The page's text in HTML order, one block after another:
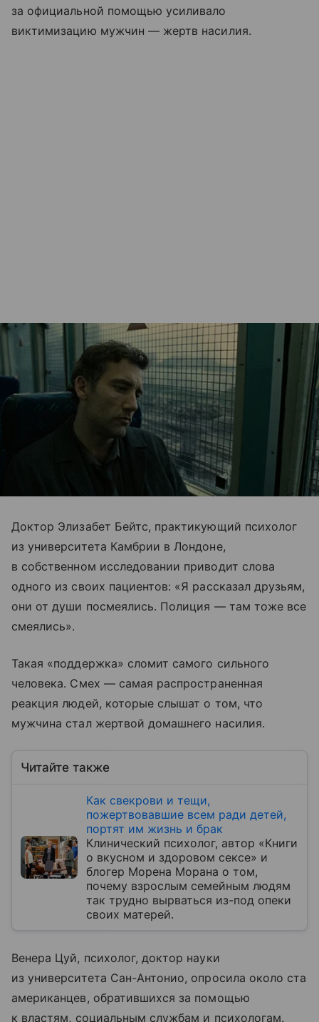
за официальной помощью усиливало
виктимизацию мужчин — жертв насилия.
Доктор Элизабет Бейтс, практикующий психолог
из университета Камбрии в Лондоне,
в собственном исследовании приводит слова
одного из своих пациентов: «Я рассказал друзьям,
они от души посмеялись. Полиция — там тоже все
смеялись».
Такая «поддержка» сломит самого сильного
человека. Смех — самая распространенная
реакция людей, которые слышат о том, что
мужчина стал жертвой домашнего насилия.
Читайте также
Как свекрови и тещи,
пожертвовавшие всем ради детей,
портят им жизнь и брак
Клинический психолог, автор «Книги
о вкусном и здоровом сексе» и
блогер Морена Морана о том,
почему взрослым семейным людям
так трудно вырваться из-под опеки
своих матерей.
Венера Цуй, психолог, доктор науки
из университета Сан-Антонио, опросила около ста
американцев, обратившихся за помощью
к властям, социальным службам и психологам.